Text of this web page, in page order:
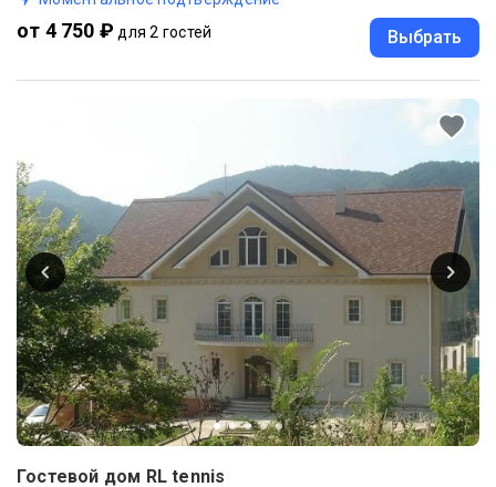
от 4 750 ₽ для 2 гостей Выбрать
Гостевой дом RL tennis